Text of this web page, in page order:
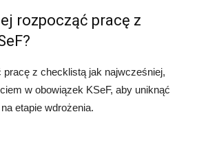
rozpocząć pracę z
pracę z checklistą jak najwcześniej,
w obowiązek KSeF, aby uniknąć
etapie wdrożenia.